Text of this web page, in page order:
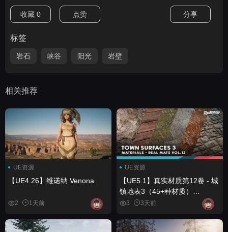
收藏 0 点赞 分享
标签
岩石 峡谷 阳光 岩壁
相关推荐
UE资源
【UE4.26】维诺纳 Venona
2 1天前
UE资源
【UE5.1】真实材质第12卷 - 城
镇地表3（45+种材质）
Realistic Materials VOL.12 -
Materials)
3 3天前